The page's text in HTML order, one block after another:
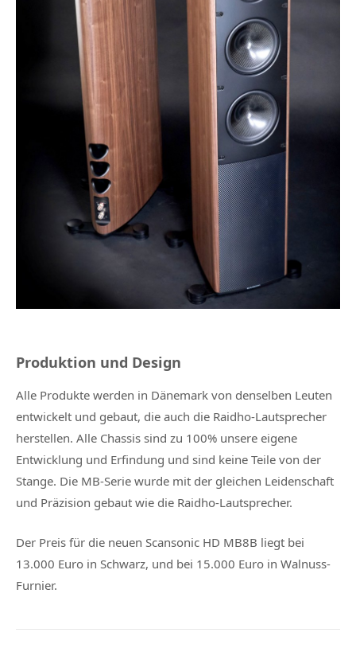
Produktion und Design
Alle Produkte werden in Dänemark von denselben Leuten
entwickelt und gebaut, die auch die Raidho-Lautsprecher
herstellen. Alle Chassis sind zu 100% unsere eigene
Entwicklung und Erfindung und sind keine Teile von der
Stange. Die MB-Serie wurde mit der gleichen Leidenschaft
und Präzision gebaut wie die Raidho-Lautsprecher.
Der Preis für die neuen Scansonic HD MB8B liegt bei
13.000 Euro in Schwarz, und bei 15.000 Euro in Walnuss-
Furnier.